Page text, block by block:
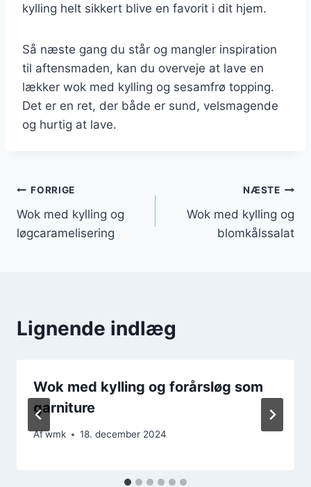
kylling helt sikkert blive en favorit i dit hjem.
Så næste gang du står og mangler inspiration
til aftensmaden, kan du overveje at lave en
lækker wok med kylling og sesamfrø topping.
Det er en ret, der både er sund, velsmagende
og hurtig at lave.
Indlægsnavigation
FORRIGE
Wok med kylling og
løgcaramelisering
NÆSTE
Wok med kylling og
blomkålssalat
Lignende indlæg
Wok med kylling og forårsløg som
garniture
Afwmk 18. december 2024